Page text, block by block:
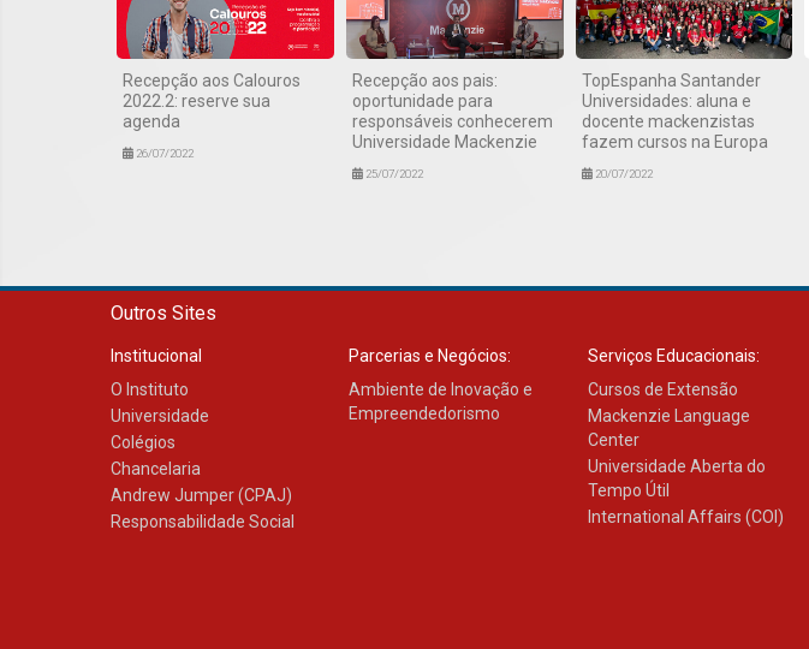
Recepção aos Calouros
2022.2: reserve sua
agenda
26/07/2022
Recepção aos pais:
oportunidade para
responsáveis conhecerem
Universidade Mackenzie
25/07/2022
TopEspanha Santander
Universidades: aluna e
docente mackenzistas
fazem cursos na Europa
20/07/2022
Outros Sites
Institucional
O Instituto
Universidade
Colégios
Chancelaria
Andrew Jumper (CPAJ)
Responsabilidade Social
Parcerias e Negócios:
Ambiente de Inovação e
Empreendedorismo
Serviços Educacionais:
Cursos de Extensão
Mackenzie Language
Center
Universidade Aberta do
Tempo Útil
International Affairs (COI)